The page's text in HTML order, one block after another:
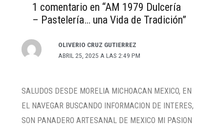
1 comentario en “AM 1979 Dulcería
– Pastelería… una Vida de Tradición”
OLIVERIO CRUZ GUTIERREZ
ABRIL 25, 2025 A LAS 2:49 PM
SALUDOS DESDE MORELIA MICHOACAN MEXICO, EN
EL NAVEGAR BUSCANDO INFORMACION DE INTERES,
SON PANADERO ARTESANAL DE MEXICO MI PASION